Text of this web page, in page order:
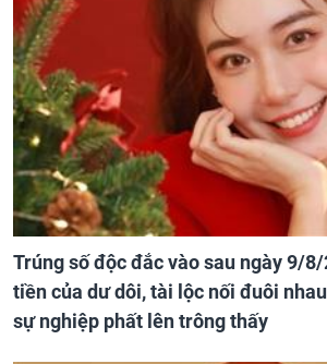
Trúng số độc đắc vào sau ngày 9/
tiền của dư dôi, tài lộc nối đuôi
sự nghiệp phất lên trông thấy